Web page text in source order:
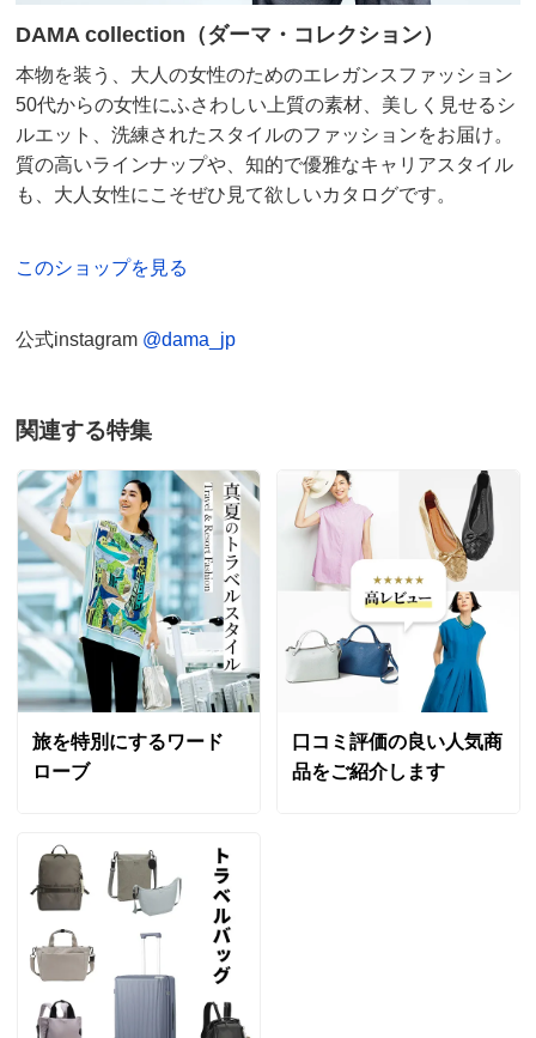
DAMA collection（ダーマ・コレクション）
本物を装う、大人の女性のためのエレガンスファッション
50代からの女性にふさわしい上質の素材、美しく見せるシ
ルエット、洗練されたスタイルのファッションをお届け。
質の高いラインナップや、知的で優雅なキャリアスタイル
も、大人女性にこそぜひ見て欲しいカタログです。
このショップを見る
公式instagram @dama_jp
関連する特集
旅を特別にするワード
ローブ
口コミ評価の良い人気商
品をご紹介します